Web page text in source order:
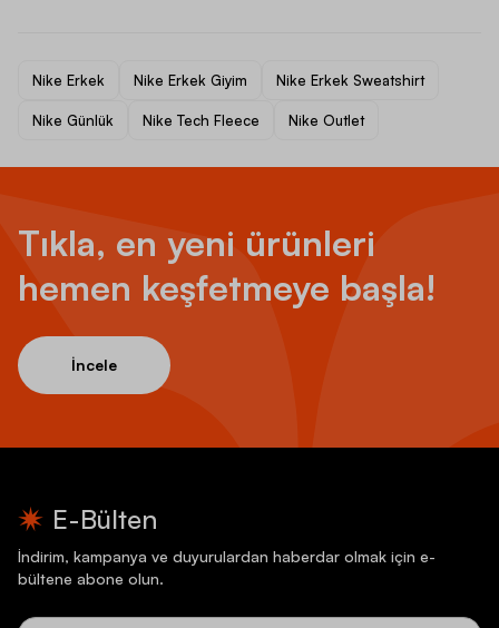
Nike Erkek Nike Erkek Giyim Nike Erkek Sweatshirt
Nike Günlük Nike Tech Fleece Nike Outlet
Tıkla, en yeni ürünleri
hemen keşfetmeye başla!
İncele
E-Bülten
İndirim, kampanya ve duyurulardan haberdar olmak için e-
bültene abone olun.